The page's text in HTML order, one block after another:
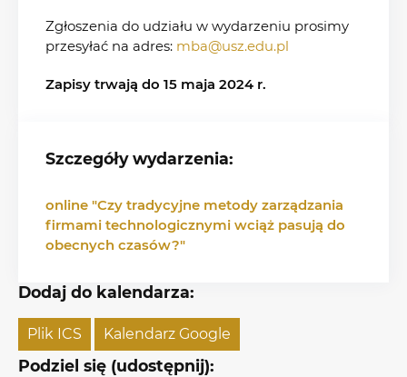
Zgłoszenia do udziału w wydarzeniu prosimy
przesyłać na adres: mba@usz.edu.pl
Zapisy trwają do 15 maja 2024 r.
Szczegóły wydarzenia:
online "Czy tradycyjne metody zarządzania
firmami technologicznymi wciąż pasują do
obecnych czasów?"
Dodaj do kalendarza:
Plik ICS Kalendarz Google
Podziel się (udostępnij):